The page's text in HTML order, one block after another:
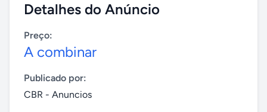
Detalhes do Anúncio
Preço:
A combinar
Publicado por:
CBR - Anuncios